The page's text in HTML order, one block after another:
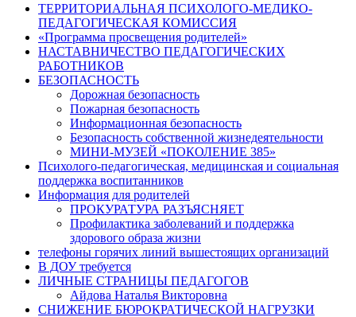
ТЕРРИТОРИАЛЬНАЯ ПСИХОЛОГО-МЕДИКО-
ПЕДАГОГИЧЕСКАЯ КОМИССИЯ
«Программа просвещения родителей»
НАСТАВНИЧЕСТВО ПЕДАГОГИЧЕСКИХ
РАБОТНИКОВ
БЕЗОПАСНОСТЬ
Дорожная безопасность
Пожарная безопасность
Информационная безопасность
Безопасность собственной жизнедеятельности
МИНИ-МУЗЕЙ «ПОКОЛЕНИЕ 385»
Психолого-педагогическая, медицинская и социальная
поддержка воспитанников
Информация для родителей
ПРОКУРАТУРА РАЗЪЯСНЯЕТ
Профилактика заболеваний и поддержка
здорового образа жизни
телефоны горячих линий вышестоящих организаций
В ДОУ требуется
ЛИЧНЫЕ СТРАНИЦЫ ПЕДАГОГОВ
Айдова Наталья Викторовна
СНИЖЕНИЕ БЮРОКРАТИЧЕСКОЙ НАГРУЗКИ